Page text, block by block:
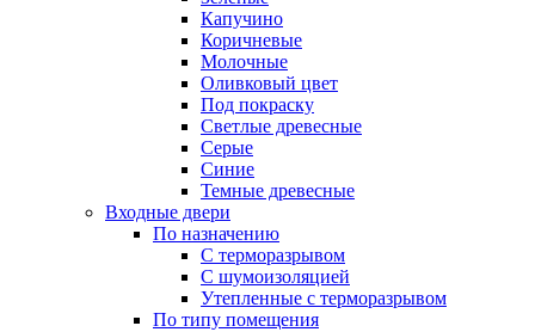
Капучино
Коричневые
Молочные
Оливковый цвет
Под покраску
Светлые древесные
Серые
Синие
Темные древесные
Входные двери
По назначению
С терморазрывом
С шумоизоляцией
Утепленные с терморазрывом
По типу помещения